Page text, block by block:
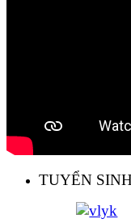
TUYỂN